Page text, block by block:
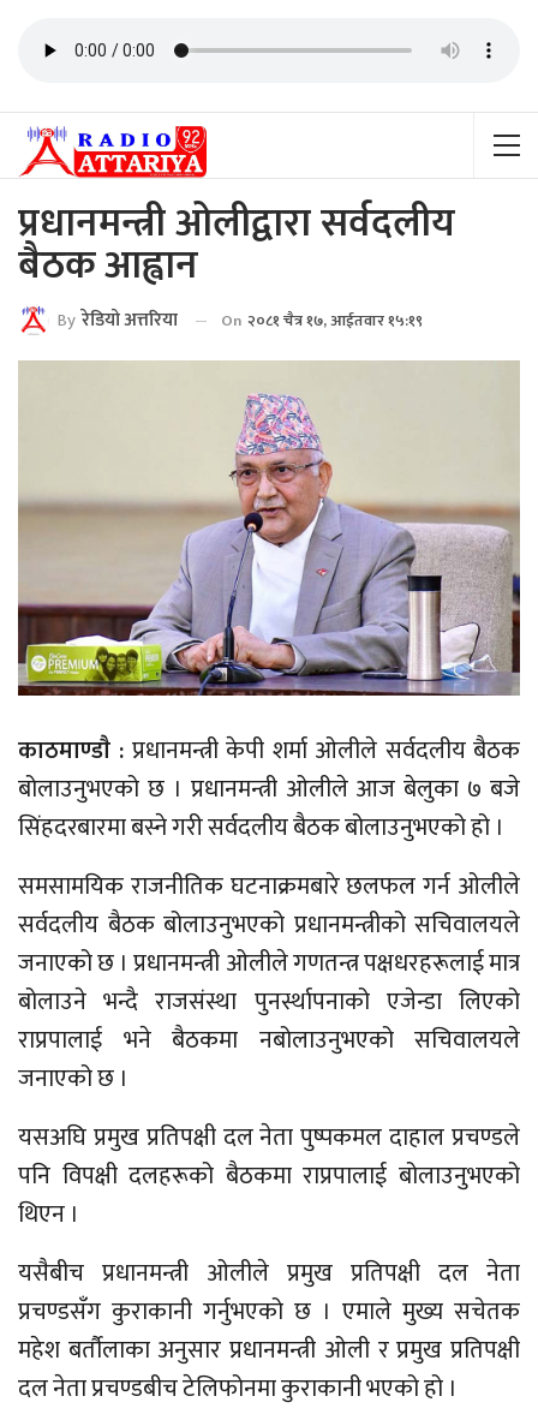
प्रधानमन्त्री ओलीद्वारा सर्वदलीय
बैठक आह्वान
By रेडियाे अत्तरिया On २०८१ चैत्र १७, आईतवार १५:१९
काठमाण्डाै : प्रधानमन्त्री केपी शर्मा ओलीले सर्वदलीय बैठक
बोलाउनुभएको छ । प्रधानमन्त्री ओलीले आज बेलुका ७ बजे
सिंहदरबारमा बस्ने गरी सर्वदलीय बैठक बोलाउनुभएको हो ।
समसामयिक राजनीतिक घटनाक्रमबारे छलफल गर्न ओलीले
सर्वदलीय बैठक बोलाउनुभएको प्रधानमन्त्रीको सचिवालयले
जनाएको छ । प्रधानमन्त्री ओलीले गणतन्त्र पक्षधरहरूलाई मात्र
बोलाउने भन्दै राजसंस्था पुनर्स्थापनाको एजेन्डा लिएको
राप्रपालाई भने बैठकमा नबोलाउनुभएको सचिवालयले
जनाएको छ ।
यसअघि प्रमुख प्रतिपक्षी दल नेता पुष्पकमल दाहाल प्रचण्डले
पनि विपक्षी दलहरूको बैठकमा राप्रपालाई बोलाउनुभएको
थिएन ।
यसैबीच प्रधानमन्त्री ओलीले प्रमुख प्रतिपक्षी दल नेता
प्रचण्डसँग कुराकानी गर्नुभएको छ । एमाले मुख्य सचेतक
महेश बर्तौलाका अनुसार प्रधानमन्त्री ओली र प्रमुख प्रतिपक्षी
दल नेता प्रचण्डबीच टेलिफोनमा कुराकानी भएको हो ।